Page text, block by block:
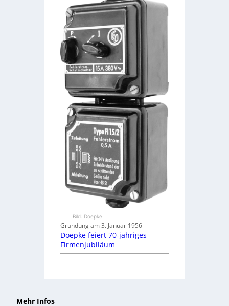
Bild: Doepke
Gründung am 3. Januar 1956
Doepke feiert 70-jähriges
Firmenjubiläum
Mehr Infos